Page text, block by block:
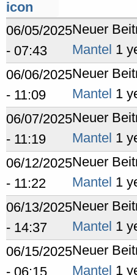
06/05/2025
- 07:43
Neuer
Mantel 1
06/06/2025
- 11:09
Neuer
Mantel 1
06/07/2025
- 11:19
Neuer
Mantel 1
06/12/2025
- 11:22
Neuer
Mantel 1
06/13/2025
- 14:37
Neuer
Mantel 1
06/15/2025
- 06:15
Neuer
Mantel 1